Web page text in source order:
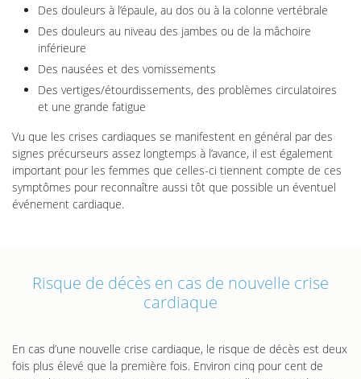
Des douleurs à l’épaule, au dos ou à la colonne vertébrale
Des douleurs au niveau des jambes ou de la mâchoire
inférieure
Des nausées et des vomissements
Des vertiges/étourdissements, des problèmes circulatoires
et une grande fatigue
Vu que les crises cardiaques se manifestent en général par des
signes précurseurs assez longtemps à l’avance, il est également
important pour les femmes que celles-ci tiennent compte de ces
symptômes pour reconnaître aussi tôt que possible un éventuel
événement cardiaque.
Risque de décès en cas de nouvelle crise
cardiaque
En cas d’une nouvelle crise cardiaque, le risque de décès est deux
fois plus élevé que la première fois. Environ cinq pour cent de